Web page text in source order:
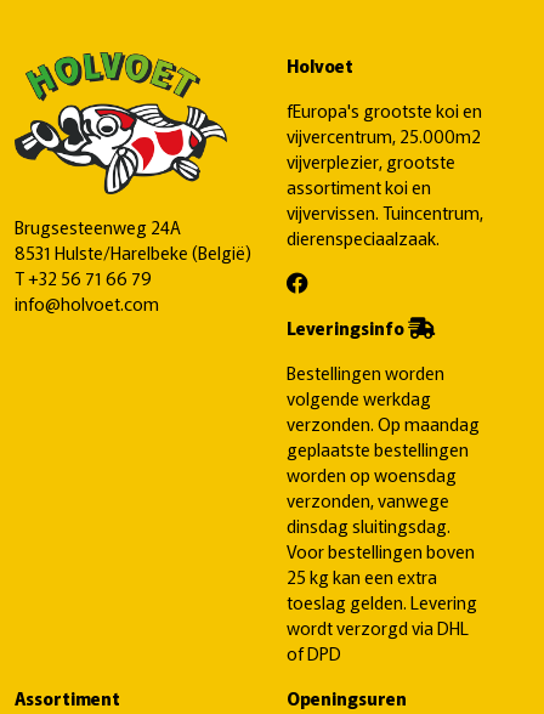
Brugsesteenweg 24A
8531 Hulste/Harelbeke (België)
T+32 56 71 66 79
info@holvoet.com
Holvoet
fEuropa's grootste koi en
vijvercentrum, 25.000m2
vijverplezier, grootste
assortiment koi en
vijvervissen. Tuincentrum,
dierenspeciaalzaak.
Leveringsinfo
Bestellingen worden
volgende werkdag
verzonden. Op maandag
geplaatste bestellingen
worden op woensdag
verzonden, vanwege
dinsdag sluitingsdag.
Voor bestellingen boven
25 kg kan een extra
toeslag gelden. Levering
wordt verzorgd via DHL
of DPD
Assortiment
Openingsuren